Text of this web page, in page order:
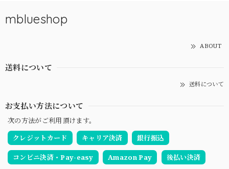
mblueshop
ABOUT
送料について
送料について
お支払い方法について
次の方法がご利用頂けます。
クレジットカード
キャリア決済 銀行振込
コンビニ決済・Pay-easy Amazon Pay 後払い決済